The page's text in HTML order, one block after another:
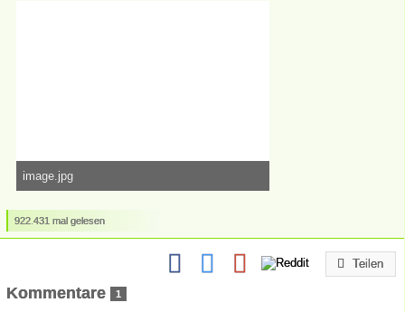
image.jpg
348,03 kB, 1.280×492, 46.076 mal angesehen
922.431 mal gelesen
Teilen
Kommentare 1